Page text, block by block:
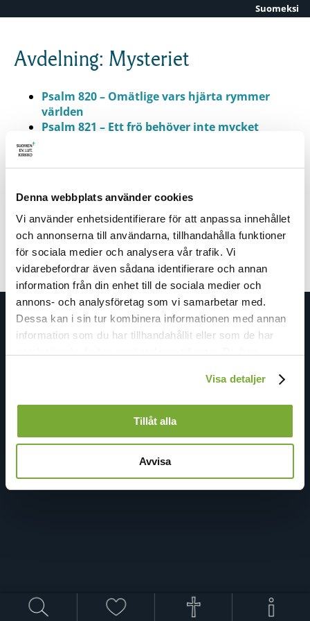
Denna webbplats använder cookies
Vi använder enhetsidentifierare för att anpassa innehållet
och annonserna till användarna, tillhandahålla funktioner
för sociala medier och analysera vår trafik. Vi
vidarebefordrar även sådana identifierare och annan
information från din enhet till de sociala medier och
annons- och analysföretag som vi samarbetar med.
Dessa kan i sin tur kombinera informationen med annan
information som du har tillhandahållit eller som de har
-länken i nedre delen
Visa detaljer
Tillåt alla
Avvisa
Suomeksi
Avdelning: Mysteriet
Psalm 820 – Omätlige vars hjärta rymmer
världen
Psalm 821 – Ett frö behöver inte mycket
Psalm 823b – Du är gränslös
Psalm 825 – Lätta som lekande fiskar
ALLA PSALMER|TEMA|AVDELNING